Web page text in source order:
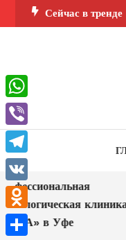
Перейти
к
Сейчас в тренде
клиника
в Уфе
WhatsApp
Viber
Telegram
VK
Odnoklassniki